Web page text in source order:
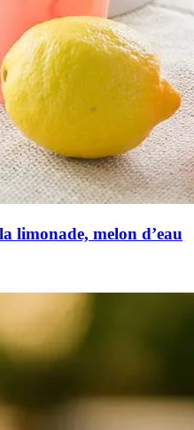
limonade, melon d’eau